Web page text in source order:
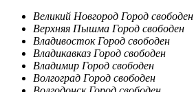
Великий Новгород Город свободен
Верхняя Пышма Город свободен
Владивосток Город свободен
Владикавказ Город свободен
Владимир Город свободен
Волгоград Город свободен